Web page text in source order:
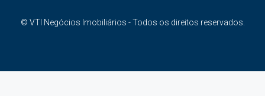
© VTI Negócios Imobiliários - Todos os direitos reservados.